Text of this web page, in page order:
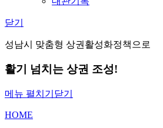
닫기
성남시 맞춤형 상권활성화정책으로
활기 넘치는 상권 조성!
메뉴 펼치기 닫기
HOME